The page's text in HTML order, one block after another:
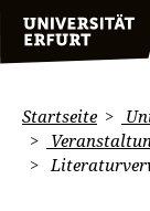
Startseite